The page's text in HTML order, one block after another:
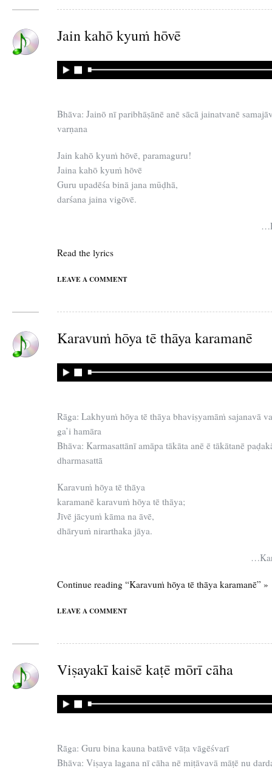
Jain kahō kyuṁ hōvē
Bhāva: Jainō nī paribhāṣānē anē sācā jainatvanē
varṇana
Jain kahō kyuṁ hōvē, paramaguru!
Jaina kahō kyuṁ hōvē
Guru upadēśa binā jana mūḍhā,
darśana jaina vigōvē.
Read the lyrics
LEAVE A COMMENT
Karavuṁ hōya tē thāya karamanē
Rāga: Lakhyuṁ hōya tē thāya bhaviṣyamāṁ sajanavā
ga’i hamāra
Bhāva: Karmasattānī amāpa tākāta anē ē tākātanē
dharmasattā
Karavuṁ hōya tē thāya
karamanē karavuṁ hōya tē thāya;
Jīvē jācyuṁ kāma na āvē,
dhāryuṁ nirarthaka jāya.
Continue reading “Karavuṁ hōya tē thāya karamanē” »
LEAVE A COMMENT
Viṣayakī kaisē kaṭē mōrī cāha
Rāga: Guru bina kauna batāvē vāṭa vāgēśvarī
Bhāva: Viṣaya lagana nī cāha nē miṭāvavā māṭē nu